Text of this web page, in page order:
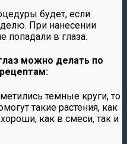
будет, если
При нанесении
попадали в глаза.
можно делать по
темные круги, то
такие растения, как
как в смеси, так и